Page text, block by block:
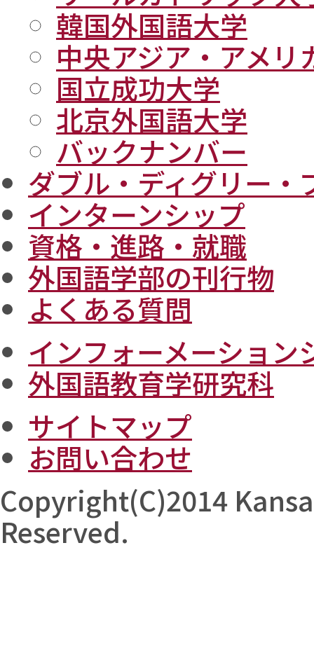
韓国外国語大学
中央アジア・アメリ
国立成功大学
北京外国語大学
バックナンバー
ダブル・ディグリー・
インターンシップ
資格・進路・就職
外国語学部の刊行物
よくある質問
インフォーメーション
外国語教育学研究科
サイトマップ
お問い合わせ
Copyright(C)2014
Reserved.